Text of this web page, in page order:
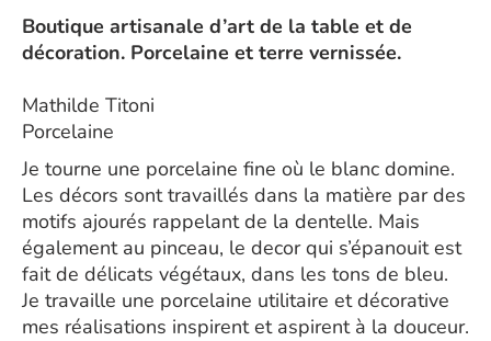
Boutique artisanale d’art de la table et de
décoration. Porcelaine et terre vernissée.
Mathilde Titoni
Porcelaine
Je tourne une porcelaine fine où le blanc domine.
Les décors sont travaillés dans la matière par des
motifs ajourés rappelant de la dentelle. Mais
également au pinceau, le decor qui s’épanouit est
fait de délicats végétaux, dans les tons de bleu.
Je travaille une porcelaine utilitaire et décorative
mes réalisations inspirent et aspirent à la douceur.